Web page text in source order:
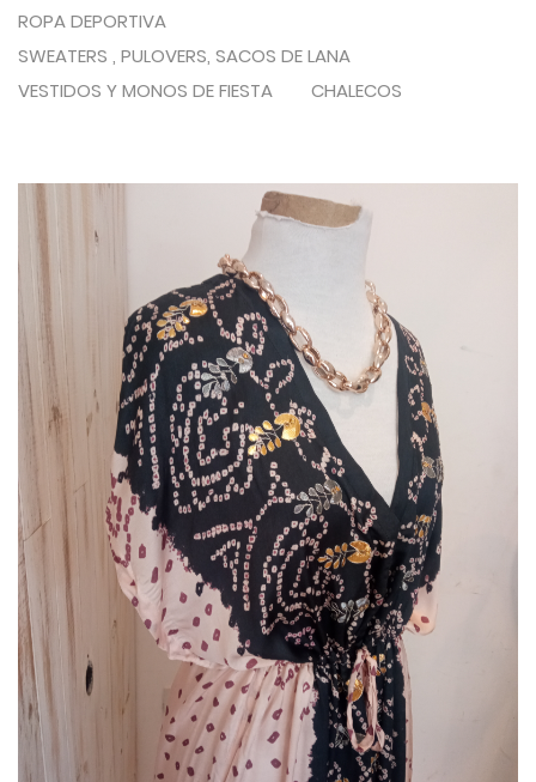
ROPA DEPORTIVA
SWEATERS , PULOVERS, SACOS DE LANA
VESTIDOS Y MONOS DE FIESTA
CHALECOS